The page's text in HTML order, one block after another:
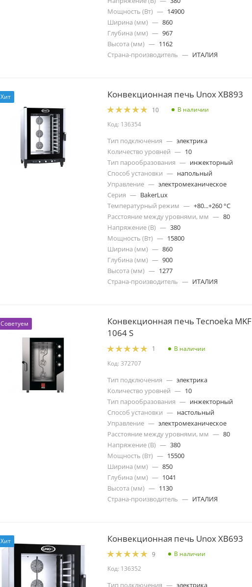
Мощность (Вт) — 14900
Ширина (мм) — 860
Глубина (мм) — 967
Высота (мм) — 1162
Страна-производитель — ИТАЛИЯ
Хит Конвекционная печь Unox XB893
10
В наличии
Код: 136354
Тип подключения — электрика
Количество уровней — 10
Тип парообразования — инжекторный
Способ установки — напольный
Управление — электромеханическое
Серия — BakerLux
Температурный режим — +80...+260 °C
Расстояние между уровнями, мм — 80
Напряжение (В) — 380
Мощность (Вт) — 15800
Ширина (мм) — 860
Глубина (мм) — 900
Высота (мм) — 1277
Страна-производитель — ИТАЛИЯ
Советуем
Конвекционная печь Tecnoeka MKF
1064 S
1
В наличии
Код: 372707
Тип подключения — электрика
Количество уровней — 10
Тип парообразования — инжекторный
Способ установки — настольный
Управление — электромеханическое
Расстояние между уровнями, мм — 80
Напряжение (В) — 380
Мощность (Вт) — 15500
Ширина (мм) — 850
Глубина (мм) — 1041
Высота (мм) — 1130
Страна-производитель — ИТАЛИЯ
Хит Конвекционная печь Unox XB693
9
В наличии
Код: 136352